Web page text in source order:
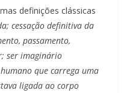
definições clássicas
cessação definitiva da
passamento,
ser imaginário
que carrega uma
ligada ao corpo